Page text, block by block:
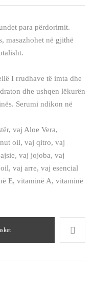
para përdorimit.
masazhohet në gjithë
I rrudhave të imta dhe
dhe ushqen lëkurën
Serumi ndikon në
vaj Aloe Vera,
oil, vaj qitro, vaj
vaj jojoba, vaj
vaj arre, vaj esencial
E, vitaminë A, vitaminë